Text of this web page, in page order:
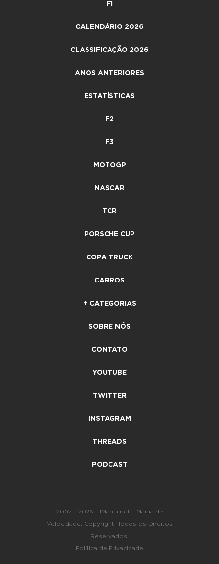
F1
CALENDÁRIO 2026
CLASSIFICAÇÃO 2026
ANOS ANTERIORES
ESTATÍSTICAS
F2
F3
MOTOGP
NASCAR
TCR
PORSCHE CUP
COPA TRUCK
CARROS
+ CATEGORIAS
SOBRE NÓS
CONTATO
YOUTUBE
TWITTER
INSTAGRAM
THREADS
PODCAST
2002 - 2026 F1Mania.net - Mania de
Velocidade. Copyright. Todos os Direitos
Reservados.
Política de Privacidade
-